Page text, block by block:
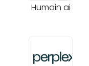
Humain ai